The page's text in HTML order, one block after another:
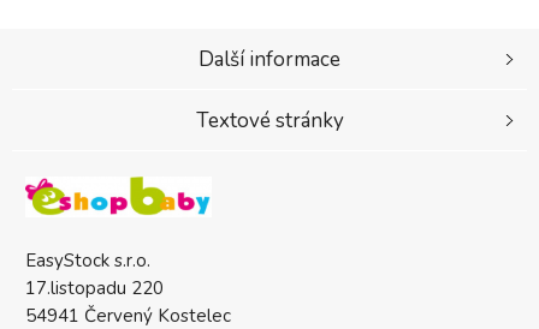
EasyStock s.r.o.
17.listopadu 220
54941 Červený Kostelec
Další informace
Textové stránky